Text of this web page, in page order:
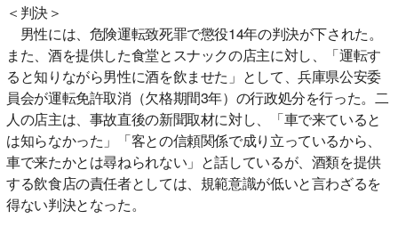
＜判決＞
男性には、危険運転致死罪で懲役14年の判決が下された。
また、酒を提供した食堂とスナックの店主に対し、「運転す
ると知りながら男性に酒を飲ませた」として、兵庫県公安委
員会が運転免許取消（欠格期間3年）の行政処分を行った。二
人の店主は、事故直後の新聞取材に対し、「車で来ていると
は知らなかった」「客との信頼関係で成り立っているから、
車で来たかとは尋ねられない」と話しているが、酒類を提供
する飲食店の責任者としては、規範意識が低いと言わざるを
得ない判決となった。